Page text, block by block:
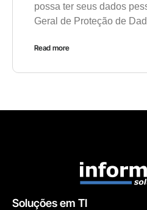
possa ter seus dados
Geral de Proteção de
Read more
Soluções em TI